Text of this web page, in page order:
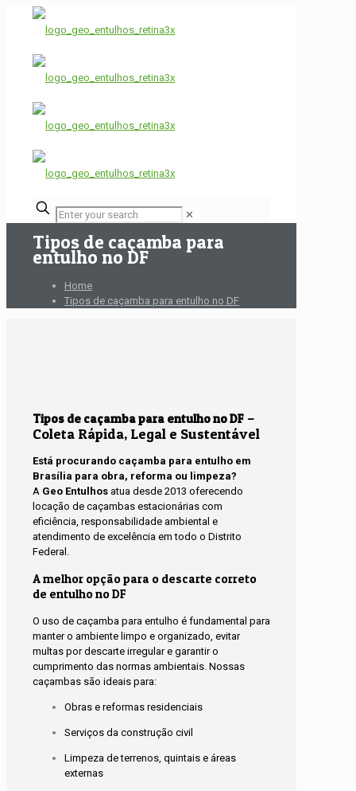
✕
Tipos de caçamba para
entulho no DF
Home
Tipos de caçamba para entulho no DF
Tipos de caçamba para entulho no DF –
Coleta Rápida, Legal e Sustentável
Está procurando caçamba para entulho em
Brasília para obra, reforma ou limpeza?
A Geo Entulhos atua desde 2013 oferecendo
locação de caçambas estacionárias com
eficiência, responsabilidade ambiental e
atendimento de excelência em todo o Distrito
Federal.
A melhor opção para o descarte correto
de entulho no DF
O uso de caçamba para entulho é fundamental para
manter o ambiente limpo e organizado, evitar
multas por descarte irregular e garantir o
cumprimento das normas ambientais. Nossas
caçambas são ideais para:
Obras e reformas residenciais
Serviços da construção civil
Limpeza de terrenos, quintais e áreas
externas